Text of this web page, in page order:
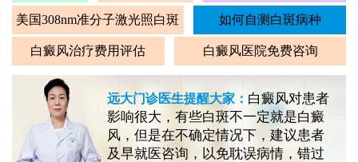
美国308nm准分子激光照白斑 如何自测白斑病种
白癜风治疗费用评估 白癜风医院免费咨询
远大门诊医生提醒大家： 白癜风对患者
影响很大，有些白斑不一定就是白癜
风，但是在不确定情况下，建议患者
及早就医咨询，以免耽误病情，错过